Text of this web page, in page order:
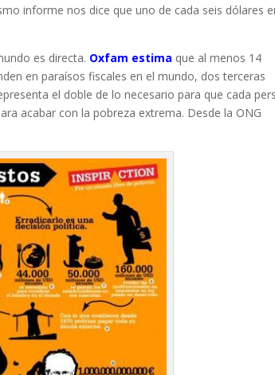
informe nos dice que uno de cada seis dólares
es directa. Oxfam estima que al menos 14
en paraísos fiscales en el mundo, dos terceras
el doble de lo necesario para que cada
acabar con la pobreza extrema. Desde la ONG